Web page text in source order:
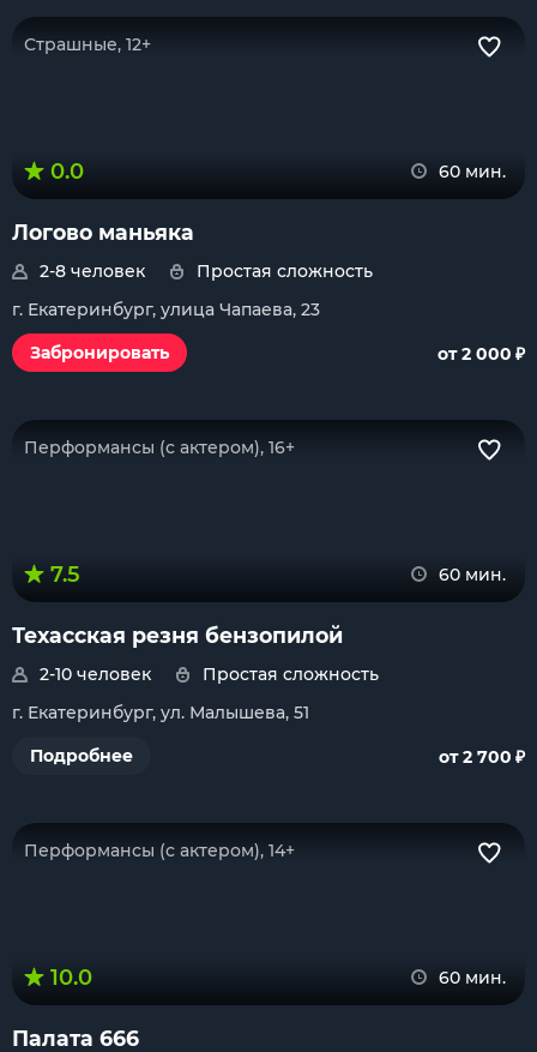
Страшные, 12+
0.0 60 мин.
Логово маньяка
2-8 человек
Простая сложность
г. Екатеринбург, улица Чапаева, 23
Забронировать
от 2 000 ₽
Перформансы (с актером), 16+
7.5 60 мин.
Техасская резня бензопилой
2-10 человек
Простая сложность
г. Екатеринбург, ул. Малышева, 51
Подробнее
от 2 700 ₽
Перформансы (с актером), 14+
10.0 60 мин.
Палата 666